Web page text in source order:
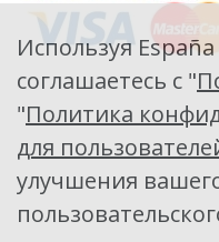
Используя
соглашаетесь с "
"Политика
для
улучшения